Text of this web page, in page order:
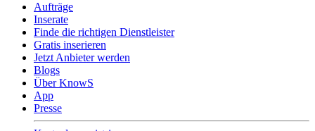
Aufträge
Inserate
Finde die richtigen Dienstleister
Gratis inserieren
Jetzt Anbieter werden
Blogs
Über KnowS
App
Presse